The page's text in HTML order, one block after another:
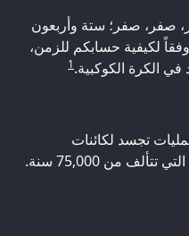
صفر، صفر؛ ستة وأربعون
وفقاً لكيفية حسابكم للزمن،
في الكرة الكوكبية.1
تجسد لكائنات
(مالديك) قبل هذه الدورة العظمى التي تتألف من 75,000 سنة.